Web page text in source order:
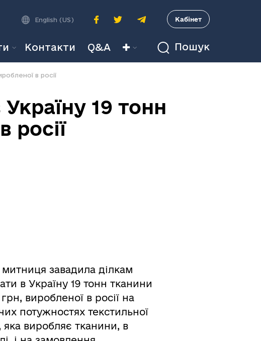
A A A
English (US) Кабінет
Контакти Q&A Пошук
в росії
19 тонн
росії
митниця завадила ділкам
в Україну 19 тонн тканини
виробленої в росії на
потужностях текстильної
яка виробляє тканини, в